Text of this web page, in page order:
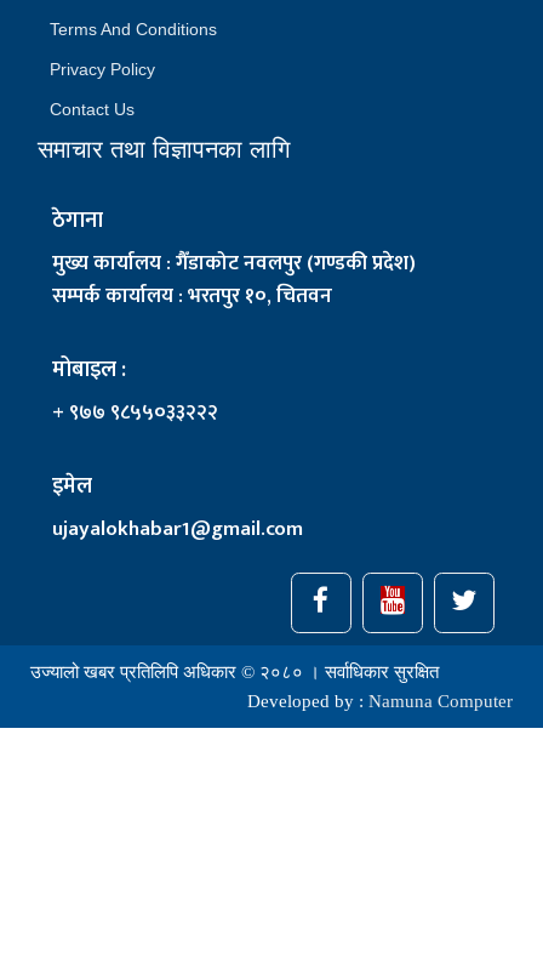
Terms And Conditions
Privacy Policy
Contact Us
समाचार तथा विज्ञापनका लागि
ठेगाना
मुख्य कार्यालय : गैँडाकोट नवलपुर (गण्डकी प्रदेश)
सम्पर्क कार्यालय : भरतपुर १०, चितवन
मोबाइल :
+ ९७७ ९८५५०३३२२२
इमेल
ujayalokhabar1@gmail.com
उज्यालो खबर प्रतिलिपि अधिकार © २०८० । सर्वाधिकार सुरक्षित
Developed by : Namuna Computer